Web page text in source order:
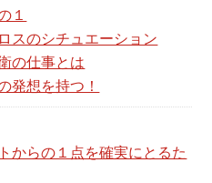
１
スのシチュエーション
の仕事とは
発想を持つ！
からの１点を確実にとるた